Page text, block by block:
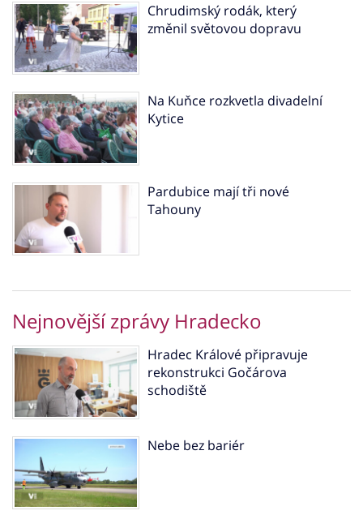
Chrudimský rodák, který
změnil světovou dopravu
Na Kuňce rozkvetla divadelní
Kytice
Pardubice mají tři nové
Tahouny
Nejnovější zprávy Hradecko
Hradec Králové připravuje
rekonstrukci Gočárova
schodiště
Nebe bez bariér